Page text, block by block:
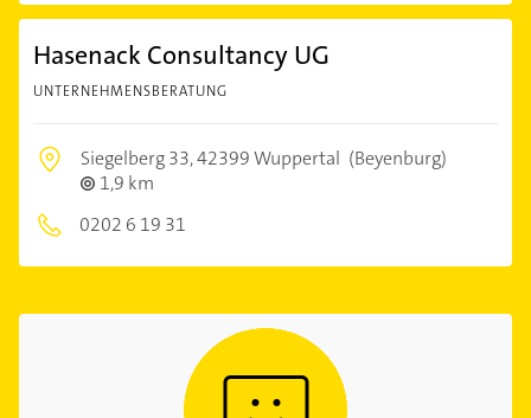
Hasenack Consultancy UG
UNTERNEHMENSBERATUNG
Siegelberg 33,42399 Wuppertal (Beyenburg)
1,9 km
0202 6 19 31